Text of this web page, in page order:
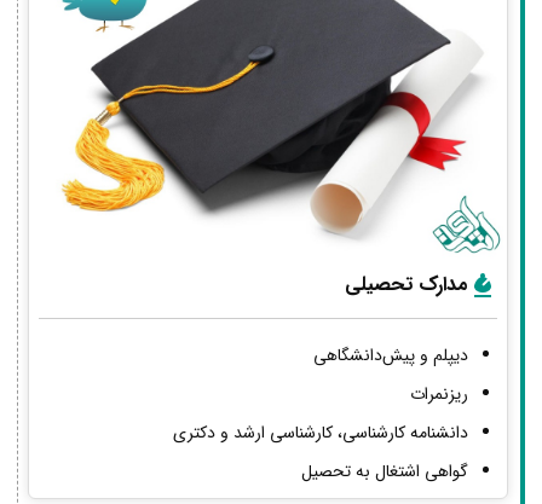
مدارک تحصیلی
دیپلم و پیش‌دانشگاهی
ریزنمرات
دانشنامه کارشناسی، کارشناسی ارشد و دکتری
گواهی اشتغال به تحصیل